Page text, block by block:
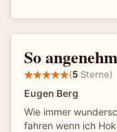
So
(5 Sterne)
Eugen Berg
Wie immer
fahren wenn ich